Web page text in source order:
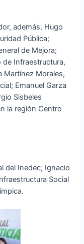
además, Hugo
Pública;
de Mejora;
de Infraestructura,
Martínez Morales,
Emanuel Garza
Sisbeles
la región Centro
del Inedec; Ignacio
Social